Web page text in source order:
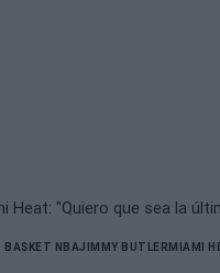
Heat: "Quiero que sea la
BASKET NBAJIMMY BUTLER MIAMI